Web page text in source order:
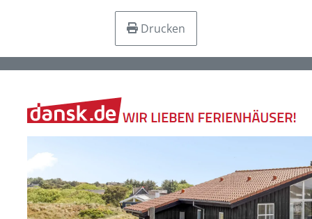
Drucken